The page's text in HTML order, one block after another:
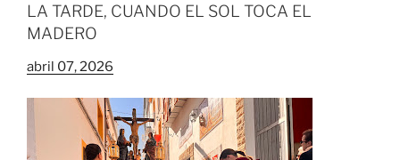
LA TARDE, CUANDO EL SOL TOCA EL
MADERO
abril 07, 2026